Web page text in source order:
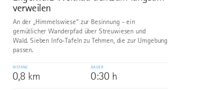
verweilen
An der „Himmelswiese“ zur Besinnung - ein
gemütlicher Wanderpfad über Streuwiesen und
Wald. Sieben Info-Tafeln zu Tehmen, die zur Umgebung
passen.
DISTANZ
0,8 km
DAUER
0:30 h